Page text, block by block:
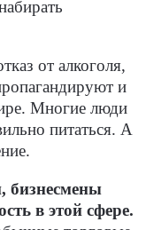
от алкоголя,
и
Многие люди
питаться. А
бизнесмены
в этой сфере.